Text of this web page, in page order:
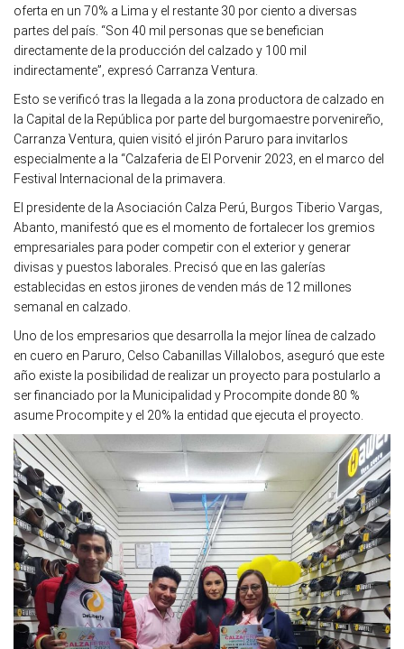
oferta en un 70% a Lima y el restante 30 por ciento a diversas
partes del país. “Son 40 mil personas que se benefician
directamente de la producción del calzado y 100 mil
indirectamente”, expresó Carranza Ventura.
Esto se verificó tras la llegada a la zona productora de calzado en
la Capital de la República por parte del burgomaestre porvenireño,
Carranza Ventura, quien visitó el jirón Paruro para invitarlos
especialmente a la “Calzaferia de El Porvenir 2023, en el marco del
Festival Internacional de la primavera.
El presidente de la Asociación Calza Perú, Burgos Tiberio Vargas,
Abanto, manifestó que es el momento de fortalecer los gremios
empresariales para poder competir con el exterior y generar
divisas y puestos laborales. Precisó que en las galerías
establecidas en estos jirones de venden más de 12 millones
semanal en calzado.
Uno de los empresarios que desarrolla la mejor línea de calzado
en cuero en Paruro, Celso Cabanillas Villalobos, aseguró que este
año existe la posibilidad de realizar un proyecto para postularlo a
ser financiado por la Municipalidad y Procompite donde 80 %
asume Procompite y el 20% la entidad que ejecuta el proyecto.